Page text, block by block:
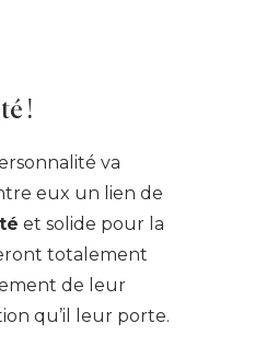
!
va
eux un lien de
et solide pour la
totalement
de leur
qu’il leur porte.